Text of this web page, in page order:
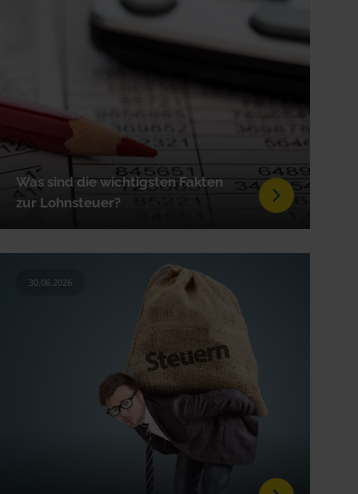
Was sind die wichtigsten Fakten
zur Lohnsteuer?
30.06.2026